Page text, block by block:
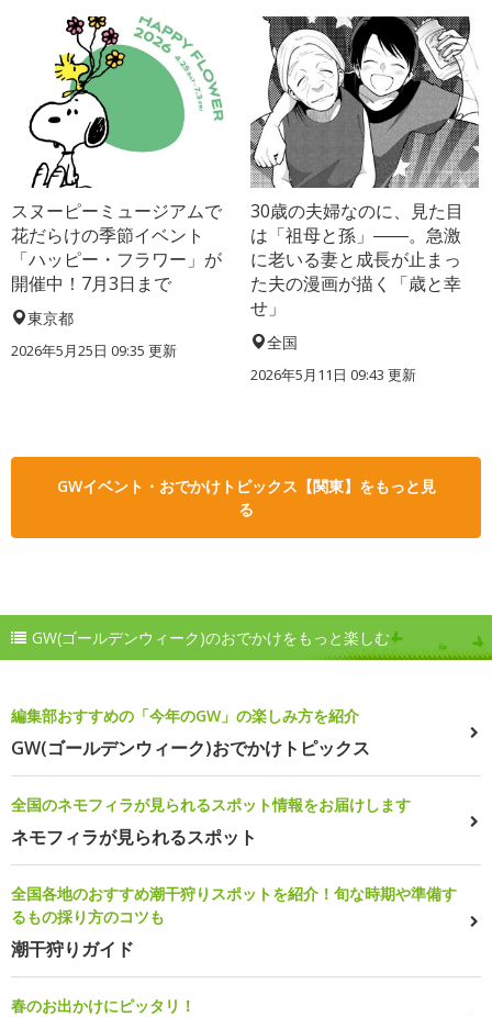
スヌーピーミュージアムで
花だらけの季節イベント
「ハッピー・フラワー」が
開催中！7月3日まで
東京都
2026年5月25日 09:35 更新
30歳の夫婦なのに、見た目
は「祖母と孫」――。急激
に老いる妻と成長が止まっ
た夫の漫画が描く「歳と幸
せ」
全国
2026年5月11日 09:43 更新
GWイベント・おでかけトピックス【関東】をもっと見
る
GW(ゴールデンウィーク)のおでかけをもっと楽しむ
編集部おすすめの「今年のGW」の楽しみ方を紹介
GW(ゴールデンウィーク)おでかけトピックス
全国のネモフィラが見られるスポット情報をお届けします
ネモフィラが見られるスポット
全国各地のおすすめ潮干狩りスポットを紹介！旬な時期や準備す
るもの採り方のコツも
潮干狩りガイド
春のお出かけにピッタリ！